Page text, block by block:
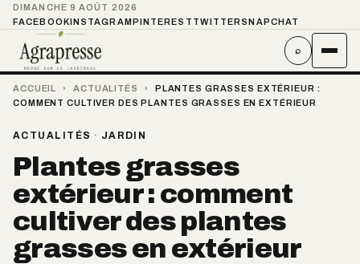
DIMANCHE 9 AOÛT 2026
FACEBOOKINSTAGRAMPINTEREST TWITTER SNAPCHAT
⌕
ACCUEIL › ACTUALITÉS ›
PLANTES GRASSES EXTÉRIEUR :
COMMENT CULTIVER DES PLANTES GRASSES EN EXTÉRIEUR
ACTUALITÉS · JARDIN
Plantes grasses
extérieur : comment
cultiver des plantes
grasses en extérieur